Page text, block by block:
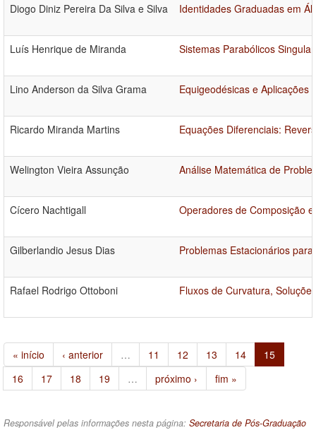
Diogo Diniz Pereira Da Silva e Silva Identidades Graduadas em
Luís Henrique de Miranda Sistemas Parabólicos
Lino Anderson da Silva Grama Equigeodésicas e Aplicações
Ricardo Miranda Martins Equações Diferenciais:
Welington Vieira Assunção Análise Matemática de
Cícero Nachtigall Operadores de Composição
Gilberlandio Jesus Dias Problemas Estacionários
Rafael Rodrigo Ottoboni Fluxos de Curvatura,
« início ‹ anterior … 11 12 13 14
15
16
17 18 19 … próximo › fim »
Responsável pelas informações nesta página: Secretaria de Pós-Graduação